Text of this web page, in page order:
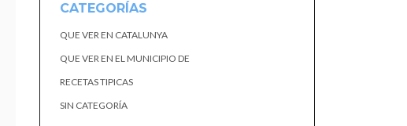
CATEGORÍAS
QUE VER EN CATALUNYA
QUE VER EN EL MUNICIPIO DE
RECETAS TIPICAS
SIN CATEGORÍA